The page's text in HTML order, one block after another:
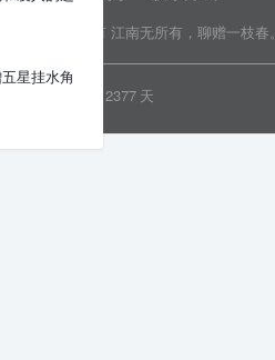
星挂水角
分享 版权所有 江南无所有，聊赠一枝春。
2377 天